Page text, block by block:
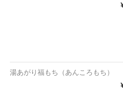
湯あがり福もち（あんころもち）